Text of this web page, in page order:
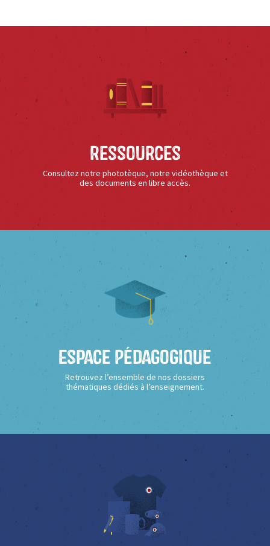
Ressources
Consultez notre phototèque, notre vidéothèque et
des documents en libre accès.
Espace Pédagogique
Retrouvez l’ensemble de nos dossiers
thématiques dédiés à l’enseignement.